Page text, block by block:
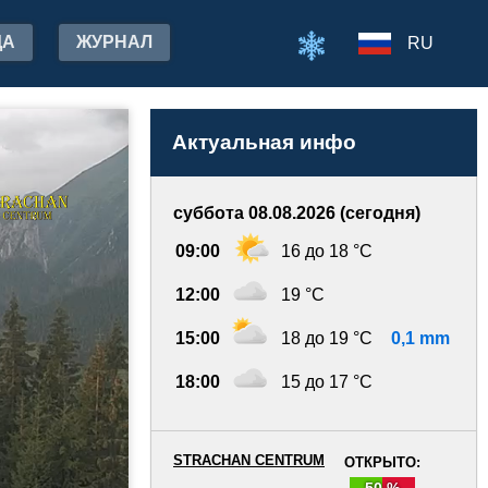
ЖУРНАЛ RU
Актуальная инфо
суббота 08.08.2026 (сегодня)
09:00 16 до 18 °C
12:00 19 °C
15:00 18 до 19 °C 0,1 mm
18:00 15 до 17 °C
ОТКРЫТО:
STRACHAN CENTRUM